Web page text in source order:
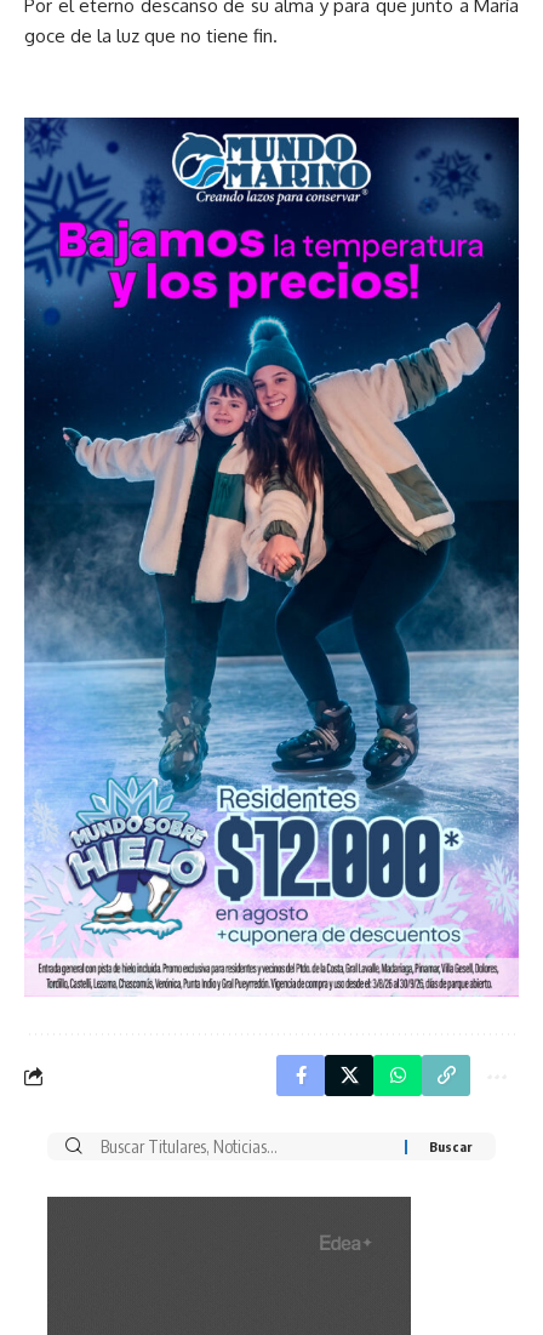
Por el eterno descanso de su alma y para que junto a María
goce de la luz que no tiene fin.
Buscar